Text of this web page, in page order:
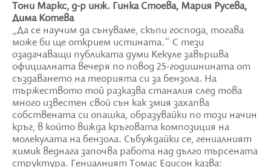
Тони Маркс, д-р инж. Гинка Стоева, Мария Русева,
Дима Котева
„Да се научим да сънуваме, скъпи господа, тогава
може би ще открием истината.“ С тези
озадачаващи публиката думи Кекуле завършва
официалната вечеря по повод 25-годишнината от
създаването на теорията си за бензола. На
тържеството той разказва станалия след това
много известен свой сън как змия захапва
собствената си опашка, образувайки по този начин
кръг, в който вижда кръговата композиция на
молекулата на бензола. Събуждайки се, гениалният
химик веднага започва работа над дълго търсената
структура. Гениалният Томас Едисон казва: